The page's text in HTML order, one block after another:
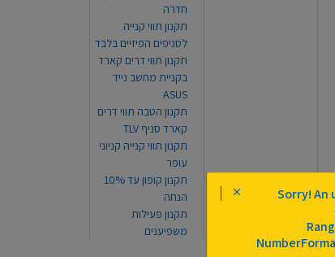
חדרה
תקנון תווי קנייה
לסניפים הפיזיים בלבד
תקנון תווי דרים קארד
בקניית מחשב נייד
ASUS
תקנון הטבה תווי דרים
קארד סניף TLV
תקנון תווי קנייה קניוני
עופר
תקנון קופון עד 10%
הנחה
תקנון פעילות
משפיענים
Sorry! An